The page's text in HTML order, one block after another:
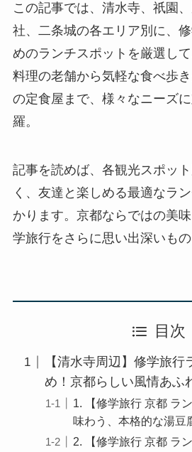
この記事では、清水寺、祇園
社、二条城の各エリア別に、
めのランチスポットを厳選し
料理の老舗から気軽な食べ歩
の定食屋まで、様々なニーズ
羅。
記事を読めば、各観光スポッ
く、友達と楽しめる最適なラ
かります。京都ならではの美
学旅行をさらに思い出深いもの
目次
【清水寺周辺】修学旅行
め！京都らしい風情あふ
1. 【修学旅行 京都 ラ
味わう、本格的な湯豆
2. 【修学旅行 京都 ラ